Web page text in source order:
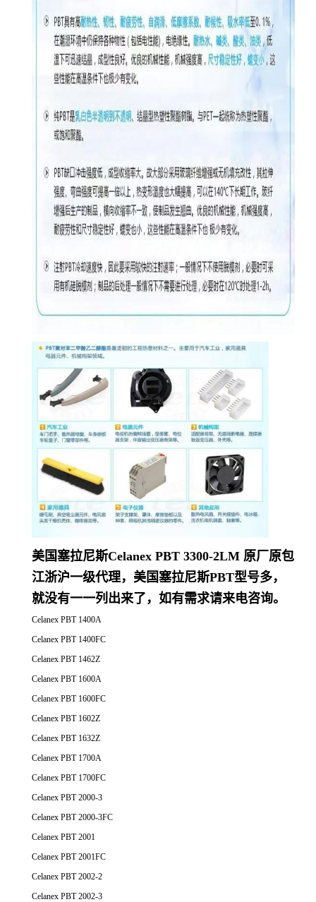
美国塞拉尼斯Celanex PBT 3300-2LM 原厂原包
江浙沪一级代理，美国塞拉尼斯PBT型号多，
就没有一一列出来了，如有需求请来电咨询。
Celanex PBT 1400A
Celanex PBT 1400FC
Celanex PBT 1462Z
Celanex PBT 1600A
Celanex PBT 1600FC
Celanex PBT 1602Z
Celanex PBT 1632Z
Celanex PBT 1700A
Celanex PBT 1700FC
Celanex PBT 2000-3
Celanex PBT 2000-3FC
Celanex PBT 2001
Celanex PBT 2001FC
Celanex PBT 2002-2
Celanex PBT 2002-3